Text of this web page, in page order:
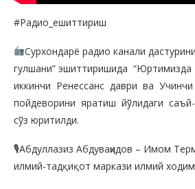
#Радио_ешиттириш
Сурхондарё радио канали
гулшани” эшиттиришида
иккинчи Ренессанс даври ва
пойдеворини яратиш йўлидаги саъй-
сўз юритилди.
🎙Абдуллазиз Абдуваҳидов – Имом
илмий-тадқиқот маркази илмий